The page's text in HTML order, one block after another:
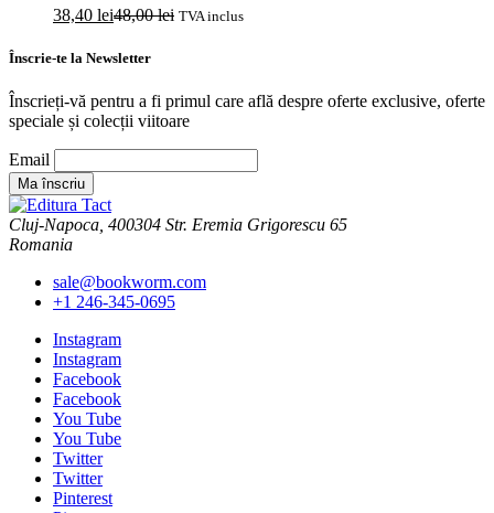
38,40 lei48,00lei TVA inclus
Înscrie-te la Newsletter
Înscrieți-vă pentru a fi primul care află despre oferte exclusive, oferte
speciale și colecții viitoare
Email
Cluj-Napoca, 400304 Str. Eremia Grigorescu 65
Romania
sale@bookworm.com
+1 246-345-0695
Instagram
Instagram
Facebook
Facebook
You Tube
You Tube
Twitter
Twitter
Pinterest